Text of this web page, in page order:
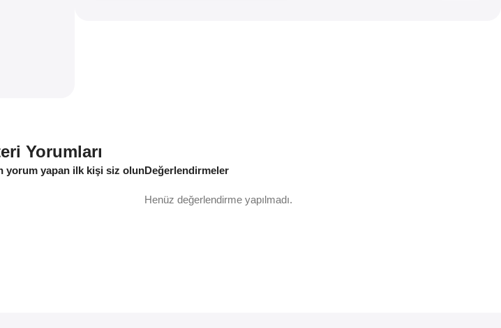
Yorumları
Değerlendirmeler
Henüz değerlendirme yapılmadı.
yorum yapan ilk kişi siz olun